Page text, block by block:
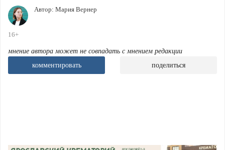
Автор: Мария Вернер
16+
мнение автора может не совпадать с мнением редакции
комментировать
поделиться